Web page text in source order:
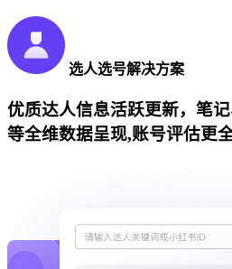
选人选号解决方案
优质达人信息活跃更新，笔
等全维数据呈现,账号评估更